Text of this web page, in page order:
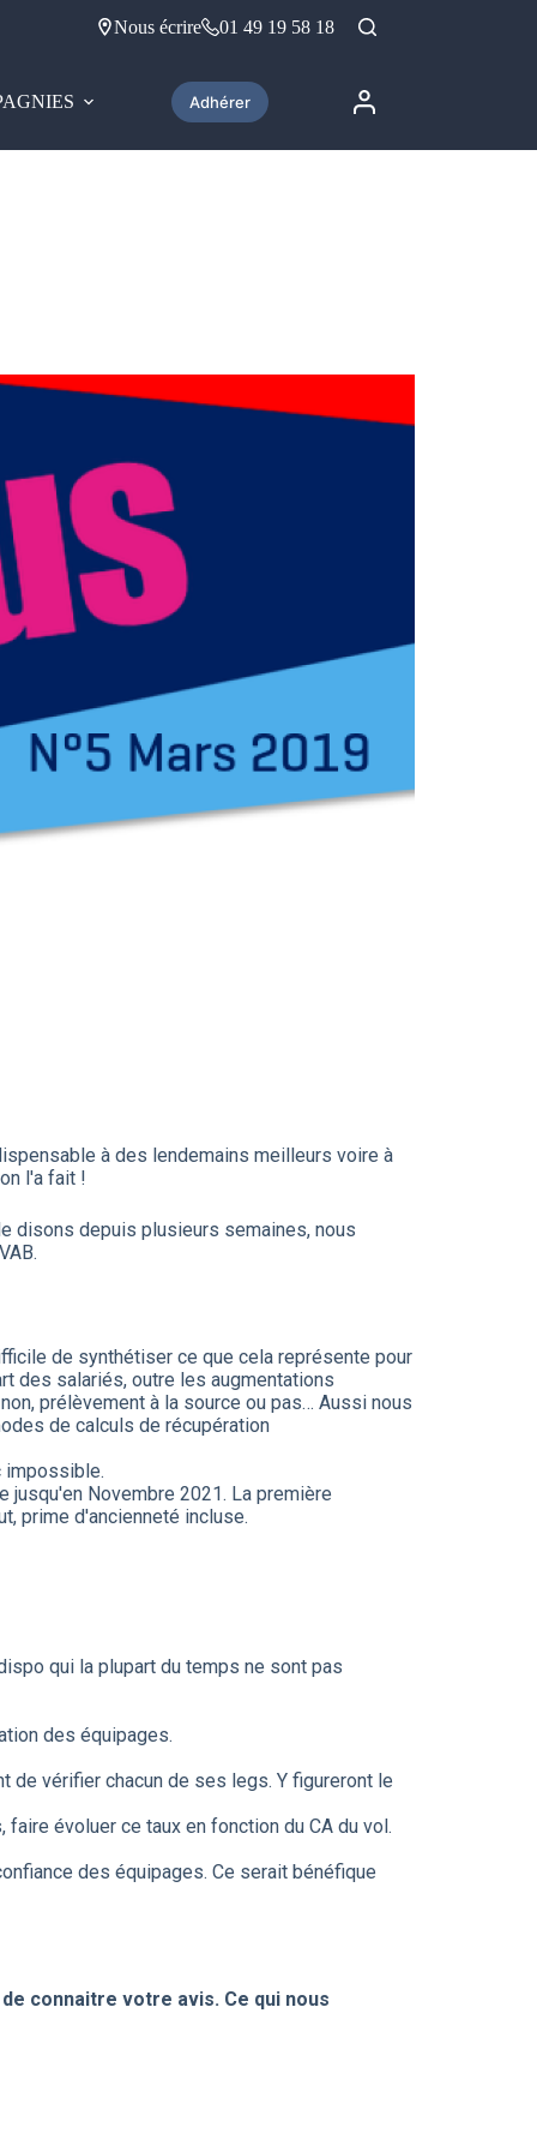
Nous écrire 01 49 19 58 18
Adhérer
à des lendemains meilleurs voire à
l'a fait !
disons depuis plusieurs semaines, nous
de synthétiser ce que cela représente pour
des salariés, outre les augmentations
prélèvement à la source ou pas… Aussi nous
de calculs de récupération
impossible.
Novembre 2021. La première
prime d'ancienneté incluse.
qui la plupart du temps ne sont pas
des équipages.
de vérifier chacun de ses legs. Y figureront le
évoluer ce taux en fonction du CA du vol.
des équipages. Ce serait bénéfique
connaitre votre avis. Ce qui nous